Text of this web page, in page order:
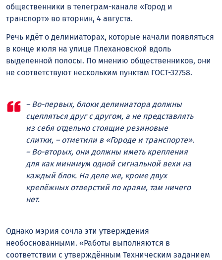
общественники в телеграм-канале «Город и
транспорт» во вторник, 4 августа.
Речь идёт о делиниаторах, которые начали появляться
в конце июля на улице Плехановской вдоль
выделенной полосы. По мнению общественников, они
не соответствуют нескольким пунктам ГОСТ-32758.
– Во-первых, блоки делиниатора должны
сцепляться друг с другом, а не представлять
из себя отдельно стоящие резиновые
слитки, – отметили в «Городе и транспорте».
– Во-вторых, они должны иметь крепления
для как минимум одной сигнальной вехи на
каждый блок. На деле же, кроме двух
крепёжных отверстий по краям, там ничего
нет.
Однако мэрия сочла эти утверждения
необоснованными. «Работы выполняются в
соответствии с утверждённым Техническим заданием